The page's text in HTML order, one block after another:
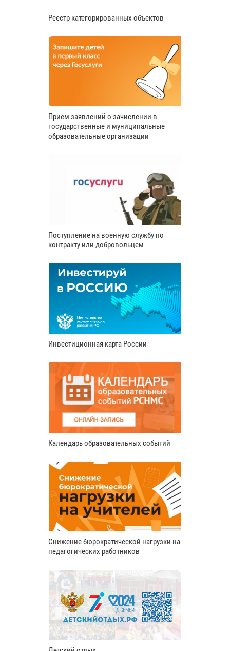
Реестр категорированных объектов
Прием заявлений о зачислении в
государственные и муниципальные
образовательные организации
Поступление на военную службу по
контракту или добровольцем
Инвестиционная карта России
Календарь образовательных событий
Снижение бюрократической нагрузки на
педагогических работников